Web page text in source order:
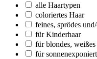
alle Haartypen
coloriertes Haar
feines, sprödes
für Kinderhaar
für blondes,
für